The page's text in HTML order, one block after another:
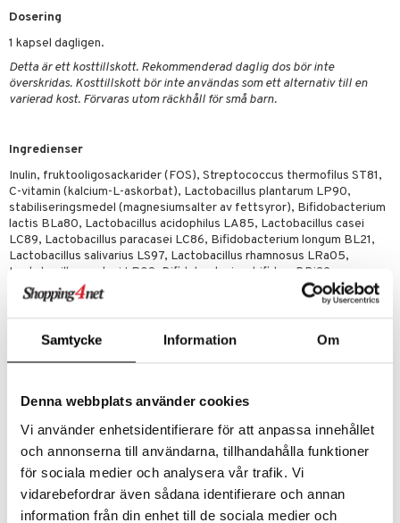
Samtycke Information Om
Denna webbplats använder cookies
Vi använder enhetsidentifierare för att anpassa innehållet
och annonserna till användarna, tillhandahålla funktioner
för sociala medier och analysera vår trafik. Vi
vidarebefordrar även sådana identifierare och annan
information från din enhet till de sociala medier och
Dosering
1 kapsel dagligen.
Detta är ett kosttillskott. Rekommenderad daglig dos bör inte
överskridas. Kosttillskott bör inte användas som ett alternativ till en
varierad kost. Förvaras utom räckhåll för små barn.
Ingredienser
Inulin, fruktooligosackarider (FOS), Streptococcus thermofilus ST81,
C-vitamin (kalcium-L-askorbat), Lactobacillus plantarum LP90,
stabiliseringsmedel (magnesiumsalter av fettsyror), Bifidobacterium
lactis BLa80, Lactobacillus acidophilus LA85, Lactobacillus casei
LC89, Lactobacillus paracasei LC86, Bifidobacterium longum BL21,
Lactobacillus salivarius LS97, Lactobacillus rhamnosus LRa05,
Lactobacillus reuteri LR08, Bifidobacterium bifidum BBi32,
Bifidobacterium animalis BA12, riboflavin (B2-vitamin). Kapsel
(hydroxipropylmetylcellulosa (DRcaps, Delayed Release)).
(*) Lactobacillus casei 1,0 ** (*) Lactobacillus paracasei 1,0 ** (*)
Bifidobacterium longum 0,2 ** (*) Lactobacillus salivarius 0,2 ** (*)
Lactobacillus rhamnosus 0,5 ** (*) Lactobacillus reuteri 0,25 ** (*)
Bifidobacterium bifidum 0,2 ** (*) Bifidobacterium animalis 0,25 **
(*) C-vitamin 12 mg (15) Riboflavin (B2-vitamin) 0,25mg (18) Inulin
180mg (*) Fruktooligosackarider 25m (*). *Dagligt referensintag
(DRI) ej fastställt. ** antal miljarder levande organismer
fot
dusch & tvål
oljor
utan sol
K
svar